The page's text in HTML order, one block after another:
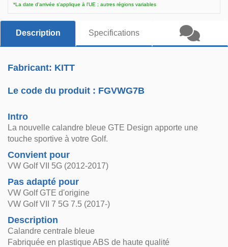
*La date d'arrivée s'applique à l'UE ; autres régions variables
Description Specifications
Fabricant: KITT
Le code du produit : FGVWG7B
Intro
La nouvelle calandre bleue GTE Design apporte une
touche sportive à votre Golf.
Convient pour
VW Golf VII 5G (2012-2017)
Pas adapté pour
VW Golf GTE d'origine
VW Golf VII 7 5G 7.5 (2017-)
Description
Calandre centrale bleue
Fabriquée en plastique ABS de haute qualité